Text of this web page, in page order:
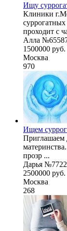
Ищу
Клиники
проходит с
Алла
1500000 руб.
Москва
970
Ищем
Приглашаем
прозр ...
Дарья
2500000 руб.
Москва
268